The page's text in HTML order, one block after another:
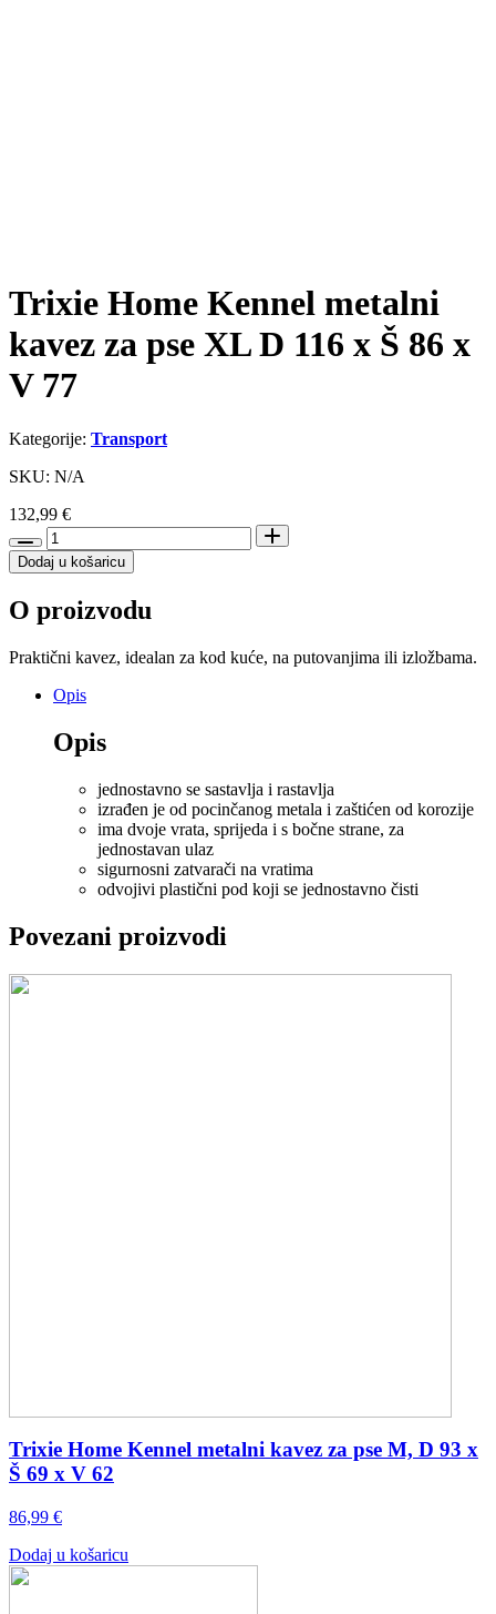
Trixie Home Kennel metalni
kavez za pse XL D 116 x Š 86 x
V 77
Kategorije: Transport
SKU: N/A
132,99 €
Trixie
Home
Kennel
kavez
pse
D
Š
količina
Dodaj u košaricu
O proizvodu
Praktični kavez, idealan za kod kuće, na putovanjima ili izložbama.
Opis
Opis
jednostavno se sastavlja i rastavlja
izrađen je od pocinčanog metala i zaštićen od korozije
ima dvoje vrata, sprijeda i s bočne strane, za
jednostavan ulaz
sigurnosni zatvarači na vratima
odvojivi plastični pod koji se jednostavno čisti
Povezani proizvodi
Trixie Home Kennel metalni kavez za pse M, D 93 x
Š 69 x V 62
86,99 €
Dodaj u košaricu